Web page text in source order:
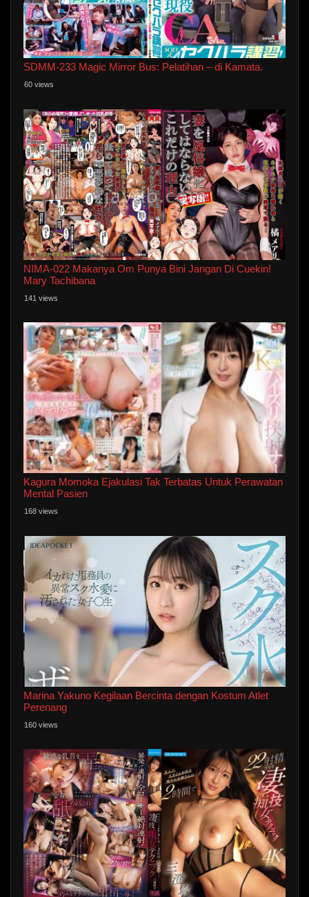
SDMM-233 Magic Mirror Bus: Pelatihan – di Kamata.
60 views
NIMA-022 Makanya Om Punya Bini Jangan Di Cuekin!
Mary Tachibana
141 views
Kagura Momoka Ejakulasi Tak Terbatas Untuk Perawatan
Mental Pasien
168 views
Marina Yakuno Kegilaan Bercinta dengan Kostum Atlet
Perenang
160 views